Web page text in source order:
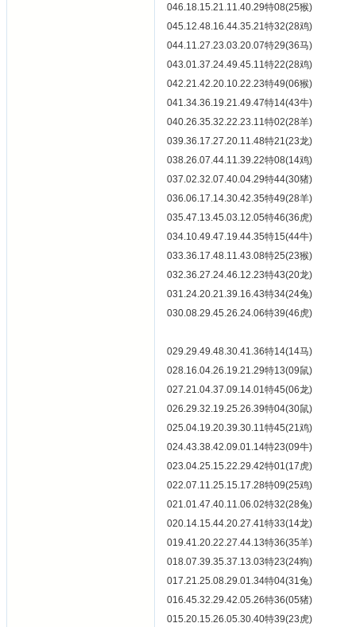
046.18.15.21.11.40.29特08(25猴)
045.12.48.16.44.35.21特32(28鸡)
044.11.27.23.03.20.07特29(36马)
043.01.37.24.49.45.11特22(28鸡)
042.21.42.20.10.22.23特49(06猴)
041.34.36.19.21.49.47特14(43牛)
040.26.35.32.22.23.11特02(28羊)
039.36.17.27.20.11.48特21(23龙)
038.26.07.44.11.39.22特08(14鸡)
037.02.32.07.40.04.29特44(30猪)
036.06.17.14.30.42.35特49(28羊)
035.47.13.45.03.12.05特46(36虎)
034.10.49.47.19.44.35特15(44牛)
033.36.17.48.11.43.08特25(23猴)
032.36.27.24.46.12.23特43(20龙)
031.24.20.21.39.16.43特34(24兔)
030.08.29.45.26.24.06特39(46虎)
029.29.49.48.30.41.36特14(14马)
028.16.04.26.19.21.29特13(09鼠)
027.21.04.37.09.14.01特45(06龙)
026.29.32.19.25.26.39特04(30鼠)
025.04.19.20.39.30.11特45(21鸡)
024.43.38.42.09.01.14特23(09牛)
023.04.25.15.22.29.42特01(17虎)
022.07.11.25.15.17.28特09(25鸡)
021.01.47.40.11.06.02特32(28兔)
020.14.15.44.20.27.41特33(14龙)
019.41.20.22.27.44.13特36(35羊)
018.07.39.35.37.13.03特23(24狗)
017.21.25.08.29.01.34特04(31兔)
016.45.32.29.42.05.26特36(05猪)
015.20.15.26.05.30.40特39(23虎)